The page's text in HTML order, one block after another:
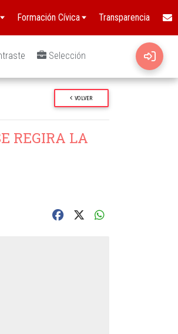
Formación Cívica Transparencia
Selección
VOLVER
REGIRA LA